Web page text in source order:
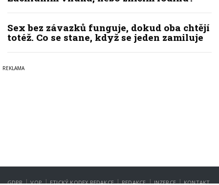
Sex bez závazků funguje, dokud oba chtějí
totéž. Co se stane, když se jeden zamiluje
GDPR | VOP | ETICKÝ KODEX REDAKCE | REDAKCE | INZERCE | KONTAKT